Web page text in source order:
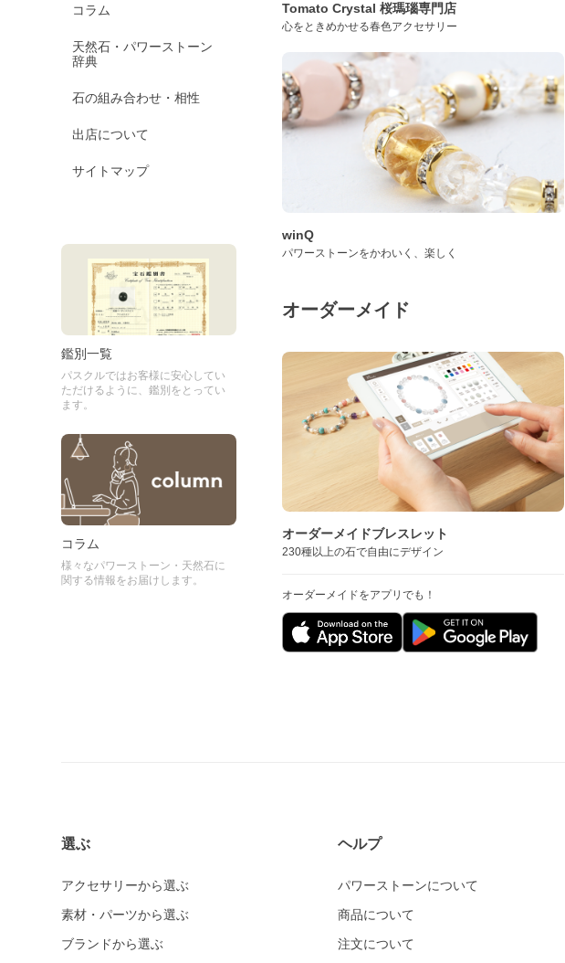
コラム
天然石・パワーストーン
辞典
石の組み合わせ・相性
出店について
サイトマップ
鑑別一覧
パスクルではお客様に安心してい
ただけるように、鑑別をとってい
ます。
コラム
様々なパワーストーン・天然石に
関する情報をお届けします。
Tomato Crystal 桜瑪瑙専門店
心をときめかせる春色アクセサリー
winQ
パワーストーンをかわいく、楽しく
オーダーメイド
オーダーメイドブレスレット
230種以上の石で自由にデザイン
オーダーメイドをアプリでも！
選ぶ
アクセサリーから選ぶ
素材・パーツから選ぶ
ブランドから選ぶ
ヘルプ
パワーストーンについて
商品について
注文について